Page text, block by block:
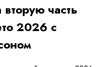
часть
2026 с